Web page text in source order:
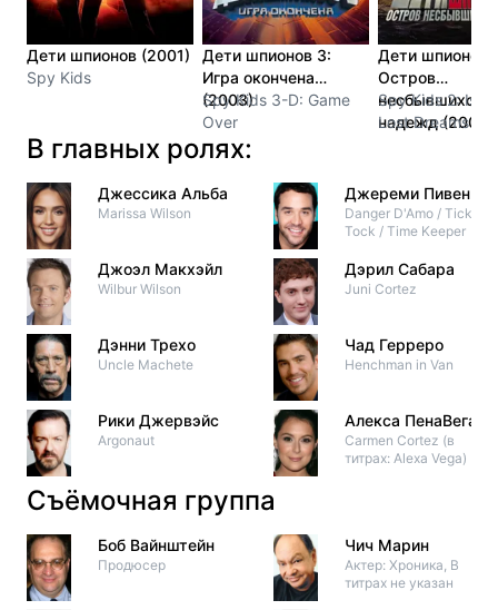
Дети шпионов (2001)
Spy Kids
Дети шпионов 3:
Игра окончена
(2003)
Spy Kids 3-D: Game
Over
Дети шпионов
Остров
несбывшихся
надежд (2002)
Spy Kids 2:
Lost Dreams
В главных ролях:
Джессика Альба
Marissa Wilson
Джоэл Макхэйл
Wilbur Wilson
Дэнни Трехо
Uncle Machete
Рики Джервэйс
Argonaut
Джереми Пивен
Danger D'Amo / Tick
Tock / Time Keeper
Дэрил Сабара
Juni Cortez
Чад Герреро
Henchman in Van
Алекса ПенаВега
Carmen Cortez (в
титрах: Alexa Vega)
Съёмочная группа
Боб Вайнштейн
Продюсер
Чич Марин
Актер: Хроника, В
титрах не указан